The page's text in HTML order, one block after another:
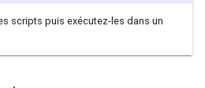
scripts puis exécutez-les dans un